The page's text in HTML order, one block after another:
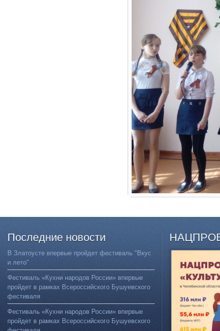
Последние новости
В Златоусте впервые пройдет фестиваль "Вкус
и лето"
Фестиваль «Кухни народов России» впервые
пройдет в рамках Всероссийского Бушуевского
фестиваля
Фестиваль «Кухни народов России» впервые
пройдет в рамках Всероссийского Бушуевского